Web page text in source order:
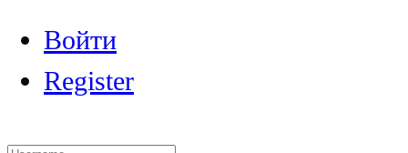
Войти
Register